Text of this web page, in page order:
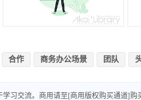
合作 商务办公场景 团队
习交流。商用请至[商用版权购买通道]